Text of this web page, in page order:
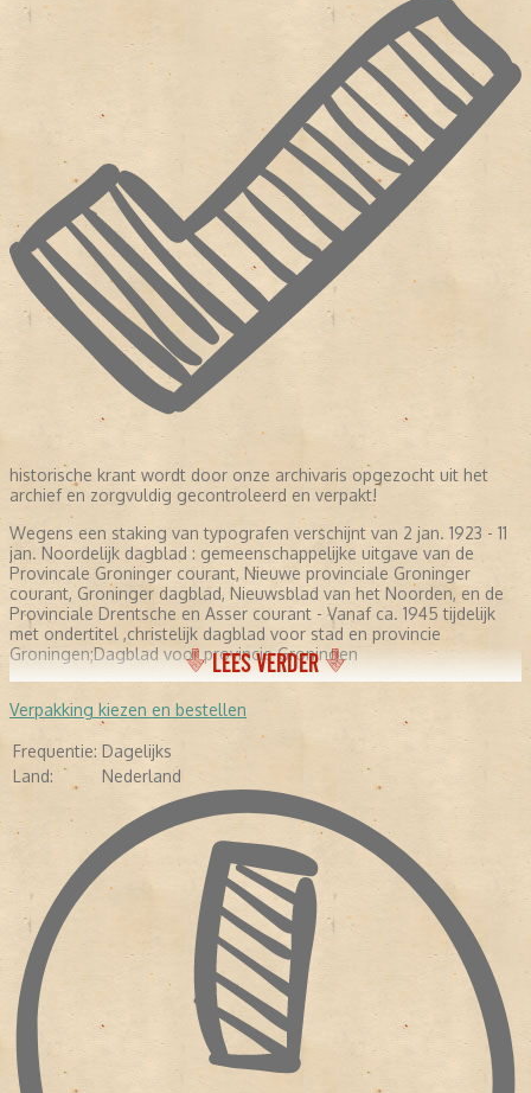
historische krant wordt door onze archivaris opgezocht uit het
archief en zorgvuldig gecontroleerd en verpakt!
Wegens een staking van typografen verschijnt van 2 jan. 1923 - 11
jan. Noordelijk dagblad : gemeenschappelijke uitgave van de
Provincale Groninger courant, Nieuwe provinciale Groninger
courant, Groninger dagblad, Nieuwsblad van het Noorden, en de
Provinciale Drentsche en Asser courant - Vanaf ca. 1945 tijdelijk
met ondertitel ,christelijk dagblad voor stad en provincie
Groningen;Dagblad voor provincie Groningen
LEES VERDER
Verpakking kiezen en bestellen
Frequentie: Dagelijks
Land:
Nederland